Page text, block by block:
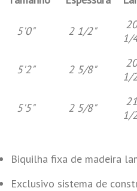
5'0" 2 1/2"
20
1/
5'2" 2 5/8"
20
1/
5'5" 2 5/8"
21
1/
Biquilha fixa de madeira
Exclusivo sistema de